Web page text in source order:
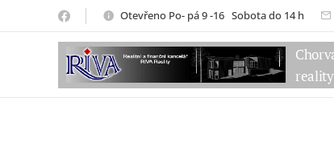
Otevřeno Po- pá 9 -16 Sobota do 14 h